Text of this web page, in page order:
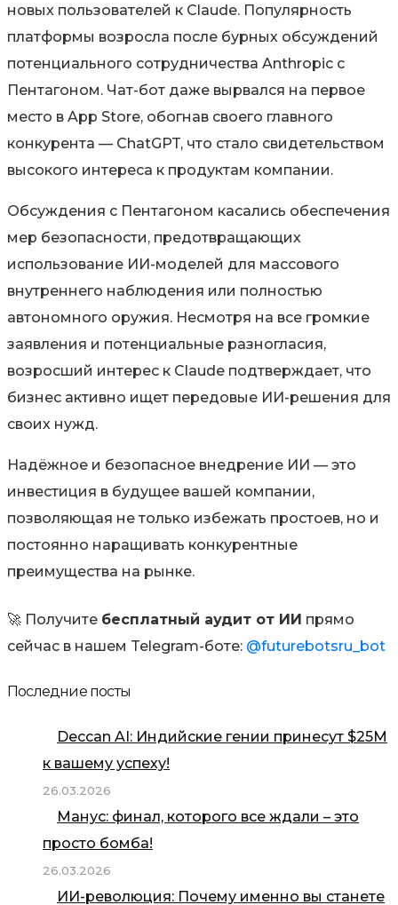
новых пользователей к Claude. Популярность
платформы возросла после бурных обсуждений
потенциального сотрудничества Anthropic с
Пентагоном. Чат-бот даже вырвался на первое
место в App Store, обогнав своего главного
конкурента — ChatGPT, что стало свидетельством
высокого интереса к продуктам компании.
Обсуждения с Пентагоном касались обеспечения
мер безопасности, предотвращающих
использование ИИ-моделей для массового
внутреннего наблюдения или полностью
автономного оружия. Несмотря на все громкие
заявления и потенциальные разногласия,
возросший интерес к Claude подтверждает, что
бизнес активно ищет передовые ИИ-решения для
своих нужд.
Надёжное и безопасное внедрение ИИ — это
инвестиция в будущее вашей компании,
позволяющая не только избежать простоев, но и
постоянно наращивать конкурентные
преимущества на рынке.
🚀 Получите бесплатный аудит от ИИ прямо
сейчас в нашем Telegram-боте: @futurebotsru_bot
Последние посты
Deccan AI: Индийские гении принесут $25М
к вашему успеху!
26.03.2026
Манус: финал, которого все ждали – это
просто бомба!
26.03.2026
ИИ-революция: Почему именно вы станете